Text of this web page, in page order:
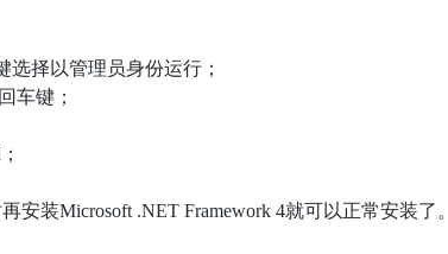
择以管理员身份运行；
车键；
安装Microsoft .NET Framework 4就可以正常安装了。